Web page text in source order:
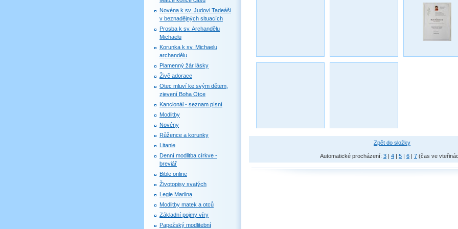
Zpět do složky
Automatické procházení: 3 | 4 | 5 | 6 | 7 (čas ve
Novéna k sv. Judovi Tadeáši
v beznadějných situacích
Prosba k sv. Archandělu
Michaelu
Korunka k sv. Michaelu
archandělu
Plamenný žár lásky
Živě adorace
Otec mluví ke svým dětem,
zjevení Boha Otce
Kancionál - seznam písní
Modlitby
Novény
Růžence a korunky
Litanie
Denní modlitba církve -
breviář
Bible online
Životopisy svatých
Legie Mariina
Modlitby matek a otců
Základní pojmy víry
Papežský modlitební